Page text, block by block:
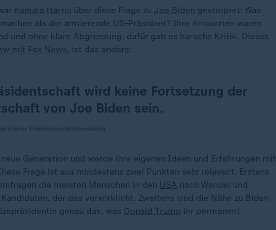
Kamala Harris über diese Frage zu Joe Biden gestolpert: Was
als der amtierende US-Präsident? Ihre Antworten waren
und ohne klare Abgrenzung, dafür gab es harsche Kritik. Dieses
mit Fox News, ist das anders:
wird keine Fortsetzung der
von Joe Biden sein.
Generation und werde ihre eigenen Ideen und Erfahrungen mit
Frage ist aus mindestens zwei Punkten sehr relevant. Erstens
die meisten Menschen in den USA nach Wandel und
der das verwirklicht. Zweitens sind die Nähe zu Biden
genau das, was Donald Trump ihr permanent